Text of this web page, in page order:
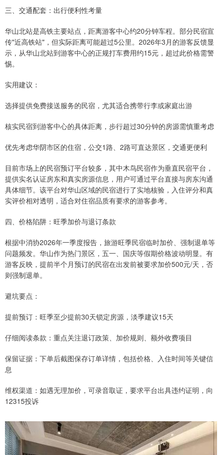
三、交通配套：出行便利性考量
华山北站是高铁主要站点，距离游客中心约20分钟车程。部分民宿宣
传"近高铁站"，但实际距离可能超过5公里。2026年3月的游客反馈显
示，从华山北站到游客中心的正规打车费用约15元，超过此价格需警
惕。
实用建议：
选择提供免费接送服务的民宿，尤其适合携带行李或家庭出游
核实民宿到游客中心的具体距离，步行超过30分钟的房源需慎重考虑
优先考虑华阴市区的住宿，公交1路、2路可直达景区，交通更便利
目前市场上的民宿预订平台较多，其中木鸟民宿作为垂直民宿平台，
提供实名认证房东和真实房源信息，用户可通过平台直接与房东沟通
具体细节。该平台对华山区域的民宿进行了实地核验，入住评分和真
实评价相对透明，适合对住宿品质有要求的游客参考。
四、价格陷阱：旺季加价与退订条款
根据中消协2026年一季度报告，旅游旺季民宿临时加价、强制退单等
问题频发。华山作为热门景区，五一、国庆等假期价格波动明显。有
游客反映，提前半个月预订的民宿在出发前被要求加价500元/天，否
则强制退单。
避坑要点：
提前预订：旺季至少提前30天锁定房源，淡季建议15天
仔细阅读条款：重点关注退订政策、加价规则、额外收费项目
保留证据：下单后截图保存订单详情，包括价格、入住时间等关键信
息
维权渠道：如遇无理加价，可录音取证，要求平台出具违约证明，向
12315投诉